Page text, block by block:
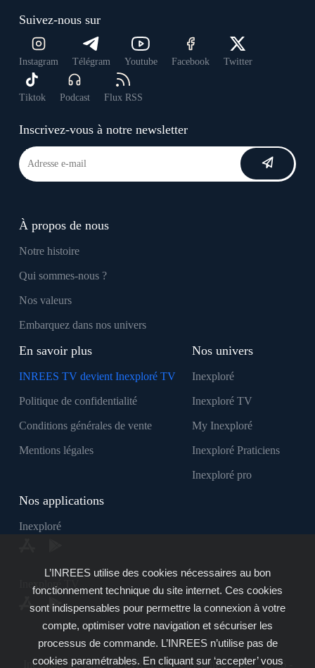
Suivez-nous sur
Instagram Télégram Youtube Facebook Twitter
Tiktok Podcast Flux RSS
Inscrivez-vous à notre newsletter
À propos de nous
Notre histoire
Qui sommes-nous ?
Nos valeurs
Embarquez dans nos univers
En savoir plus
INREES TV devient Inexploré TV
Politique de confidentialité
Conditions générales de vente
Mentions légales
Nos univers
Inexploré
Inexploré TV
My Inexploré
Inexploré Praticiens
Inexploré pro
Nos applications
Inexploré
Inexploré TV
Inexploré est édité par INREES - Copyright © 2007 - 2026 -
L’INREES utilise des cookies nécessaires au bon
fonctionnement technique du site internet. Ces cookies
sont indispensables pour permettre la connexion à votre
compte, optimiser votre navigation et sécuriser les
processus de commande. L’INREES n’utilise pas de
cookies paramétrables. En cliquant sur ‘accepter’ vous